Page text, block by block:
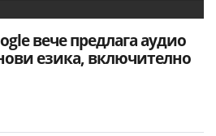
вече предлага аудио
езика, включително